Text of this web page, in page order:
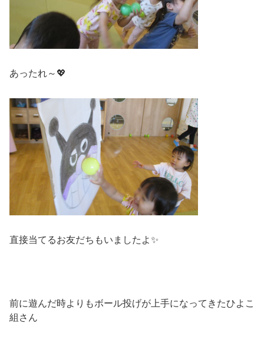
あったれ～💖
直接当てるお友だちもいましたよ✨
前に遊んだ時よりもボール投げが上手になってきたひよこ
組さん